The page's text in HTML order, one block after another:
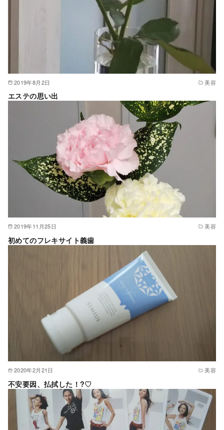
2019年8月2日 美容
エステの思い出
2019年11月25日 美容
初めてのフレキサイト義歯
2020年2月21日 美容
不安要因、払拭した！?♡